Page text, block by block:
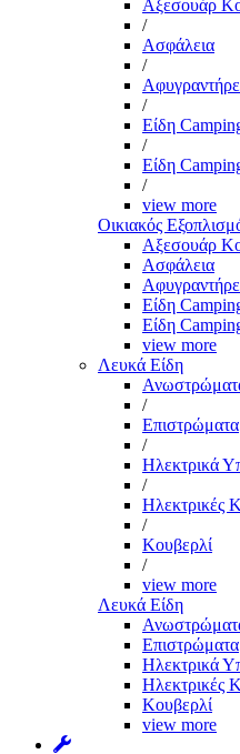
Αξεσουάρ
/
Ασφάλεια
/
/
Είδη
/
Είδη
/
view more
Οικιακός
Αξεσουάρ
Ασφάλεια
Είδη
Είδη
view more
Λευκά Είδη
/
Επιστρώματα
/
Ηλεκτρικά
/
Ηλεκτρικές
/
Κουβερλί
/
view more
Λευκά Είδη
Επιστρώματα
Ηλεκτρικά
Ηλεκτρικές
Κουβερλί
view more